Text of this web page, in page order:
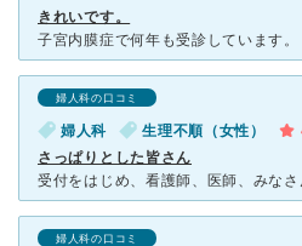
きれいです。
婦人科の口コミ
婦人科 生理不順（女性）
さっぱりとした皆さん
婦人科の口コミ